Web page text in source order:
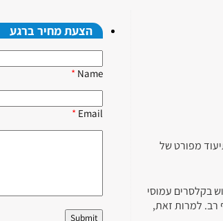
מפורט של
בקלסרים עמוסי
רב. למרות זאת,
הצעת מחיר ברגע
Name
*
Email
*